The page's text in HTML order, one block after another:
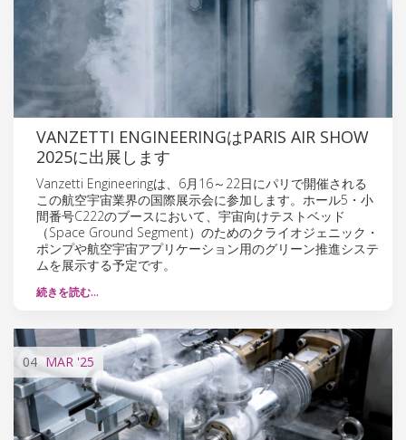
VANZETTI ENGINEERINGはPARIS AIR SHOW
2025に出展します
Vanzetti Engineeringは、6月16～22日にパリで開催される
この航空宇宙業界の国際展示会に参加します。ホール5・小
間番号C222のブースにおいて、宇宙向けテストベッド
（Space Ground Segment）のためのクライオジェニック・
ポンプや航空宇宙アプリケーション用のグリーン推進システ
ムを展示する予定です。
続きを読む…
04 MAR '25